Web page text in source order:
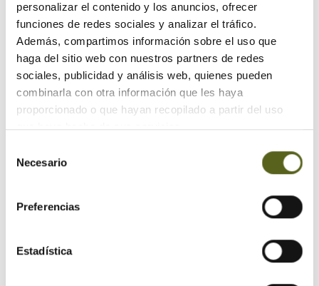
personalizar el contenido y los anuncios, ofrecer
funciones de redes sociales y analizar el tráfico.
Además, compartimos información sobre el uso que
haga del sitio web con nuestros partners de redes
sociales, publicidad y análisis web, quienes pueden
combinarla con otra información que les haya
proporcionado o que hayan recopilado a partir del uso
que haya hecho de sus servicios.
Necesario
Preferencias
Estadística